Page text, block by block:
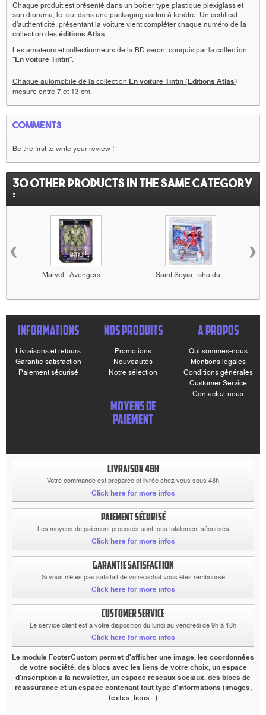
Chaque produit est présenté dans un boitier type plastique plexiglass et
son diorama, le tout dans une packaging carton à fenêtre. Un certificat
d'authenticité, présentant la voiture vient compléter chaque numéro de la
collection deséditions Atlas.
Les amateurs et collectionneurs de la BD seront conquis par la collection
"En voiture Tintin".
Chaque automobile de la collection En voiture Tintin(Editions Atlas)
mesure entre 7 et 13 cm.
Comments
Be the first to write your review !
30 other products in the same category
:
Marvel - Avengers -... Saint Seyia - sho du...
‹ ›
INFORMATIONS
Livraisons et retours
Garantie satisfaction
Paiement sécurisé
NOS PRODUITS
Promotions
Nouveautés
Notre sélection
A PROPOS
Qui sommes-nous
Mentions légales
Conditions générales
Customer Service
Contactez-nous
MOYENS DE
PAIEMENT
LIVRAISON 48H
Votre commande est preparée et livrée chez vous sous 48h
Click here for more infos
PAIEMENT SÉCURISÉ
Les moyens de paiement proposés sont tous totalement sécurisés
Click here for more infos
GARANTIE SATISFACTION
Si vous n'êtes pas satisfait de votre achat vous êtes remboursé
Click here for more infos
CUSTOMER SERVICE
Le service client est a votre disposition du lundi au vendredi de 9h à 18h
Click here for more infos
Le module FooterCustom permet d'afficher une image, les coordonnées
de votre société, des blocs avec les liens de votre choix, un espace
d'inscription a la newsletter, un espace réseaux sociaux, des blocs de
réassurance et un espace contenant tout type d'informations (images,
textes, liens...)